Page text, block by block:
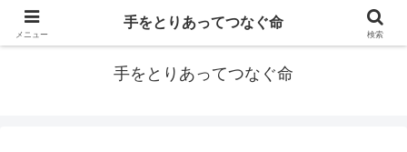
防災士EDOGAWA
手をとりあってつなぐ命
メニュー
手をとりあってつなぐ命
検索